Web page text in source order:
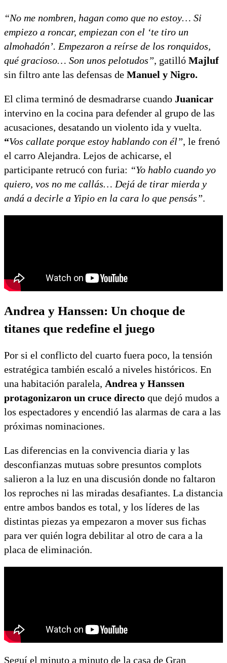
“No me nombren, hagan como que no estoy… Si
empiezo a roncar, empiezan con el ‘te tiro un
almohadón’. Empezaron a reírse de los ronquidos,
qué gracioso… Son unos pelotudos”, gatilló Majluf
sin filtro ante las defensas de Manuel y Nigro.
El clima terminó de desmadrarse cuando Juanicar
intervino en la cocina para defender al grupo de las
acusaciones, desatando un violento ida y vuelta.
“Vos callate porque estoy hablando con él”, le frenó
el carro Alejandra. Lejos de achicarse, el
participante retrucó con furia: “Yo hablo cuando yo
quiero, vos no me callás… Dejá de tirar mierda y
andá a decirle a Yipio en la cara lo que pensás”.
Andrea y Hanssen: Un choque de
titanes que redefine el juego
Por si el conflicto del cuarto fuera poco, la tensión
estratégica también escaló a niveles históricos. En
una habitación paralela, Andrea y Hanssen
protagonizaron un cruce directo que dejó mudos a
los espectadores y encendió las alarmas de cara a las
próximas nominaciones.
Las diferencias en la convivencia diaria y las
desconfianzas mutuas sobre presuntos complots
salieron a la luz en una discusión donde no faltaron
los reproches ni las miradas desafiantes. La distancia
entre ambos bandos es total, y los líderes de las
distintas piezas ya empezaron a mover sus fichas
para ver quién logra debilitar al otro de cara a la
placa de eliminación.
Seguí el minuto a minuto de la casa de Gran